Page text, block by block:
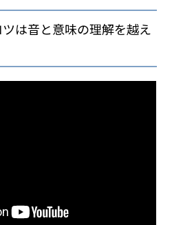
ツは音と意味の理解を越え